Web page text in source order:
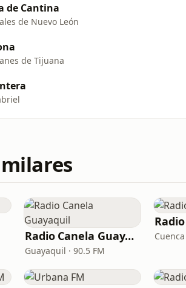
de Cantina
de Nuevo León
de Tijuana
Radio Canela Guayaquil
Guayaquil · 90.5 FM
Cuenca